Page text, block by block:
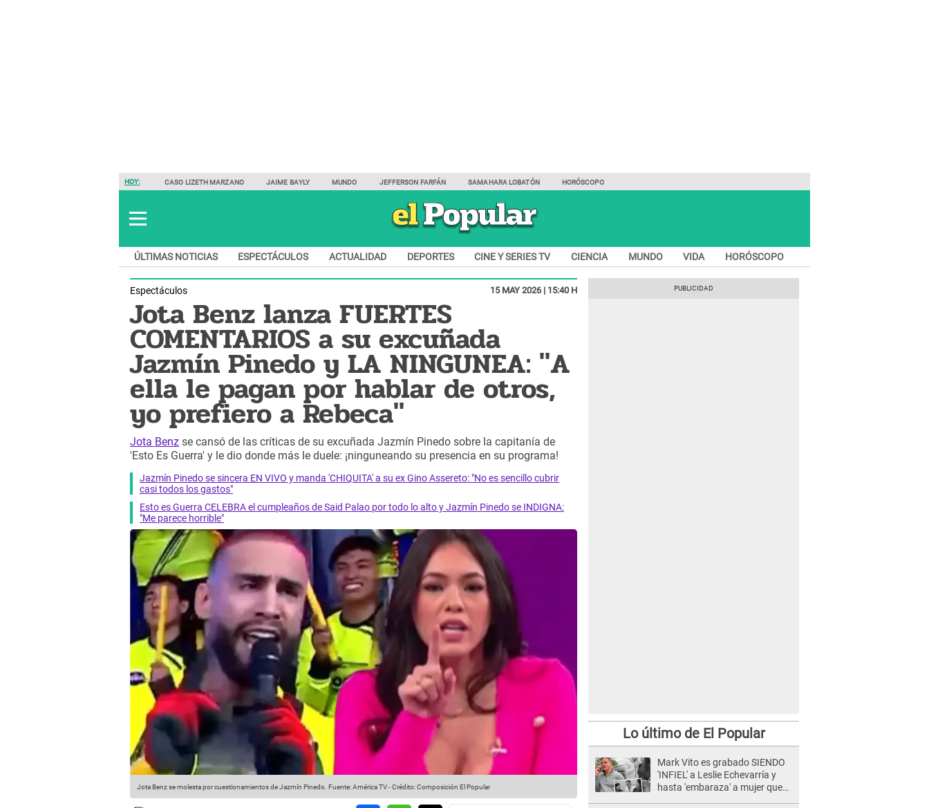
HOY: CASO LIZETH MARZANO JAIME BAYLY MUNDO JEFFERSON FARFÁN SAMAHARA LOBATÓN HORÓSCOPO
ÚLTIMAS NOTICIAS ESPECTÁCULOS ACTUALIDAD DEPORTES CINE Y SERIES TV CIENCIA MUNDO VIDA HORÓSCOPO
Espectáculos 15 MAY 2026 | 15:40 H
Jota Benz lanza FUERTES
COMENTARIOS a su excuñada
Jazmín Pinedo y LA NINGUNEA: "A
ella le pagan por hablar de otros,
yo prefiero a Rebeca"
Jota Benz se cansó de las críticas de su excuñada Jazmín Pinedo sobre la capitanía de
'Esto Es Guerra' y le dio donde más le duele: ¡ninguneando su presencia en su programa!
Jazmín Pinedo se sincera EN VIVO y manda 'CHIQUITA' a su ex Gino Assereto: "No es sencillo cubrir
casi todos los gastos"
Esto es Guerra CELEBRA el cumpleaños de Said Palao por todo lo alto y Jazmín Pinedo se INDIGNA:
"Me parece horrible"
Jota Benz se molesta por cuestionamientos de Jazmín Pinedo. Fuente: América TV-Crédito: Composición El Popular
Lo último de El Popular
Mark Vito es grabado SIENDO
'INFIEL' a Leslie Echevarría y
hasta 'embaraza' a mujer que